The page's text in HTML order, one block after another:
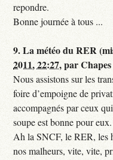
repondre.
Bonne journée à tous ...
9.La météo du RER
2011, 22:27,parChapes
Nous assistons sur les
foire d’empoigne de
accompagnés par ceux
soupe est bonne pour eux.
Ah la SNCF, le RER, les
nos malheurs, vite, vite,